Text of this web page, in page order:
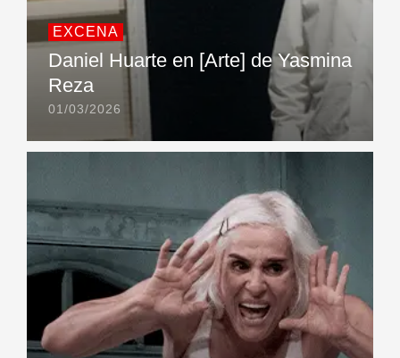
EXCENA
Daniel Huarte en [Arte] de Yasmina
Reza
01/03/2026